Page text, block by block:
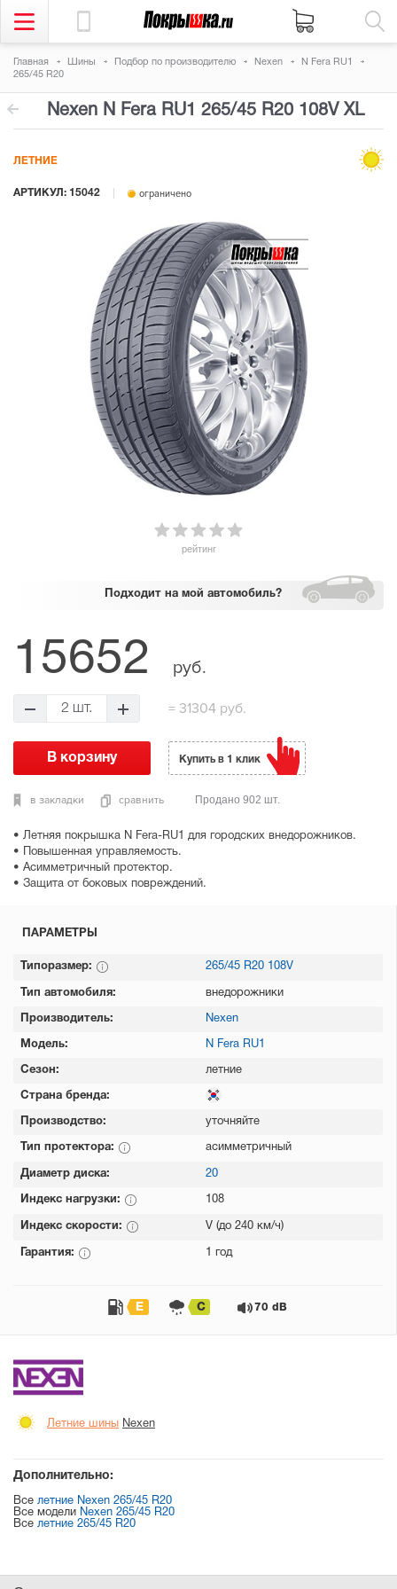
Главная Шины Подбор по производителю Nexen
N Fera RU1
265/45 R20
Nexen N Fera RU1 265/45 R20 108VXL
рейтинг
АРТИКУЛ: 15042 ограничено
ЛЕТНИЕ
Подходит на мой автомобиль?
• Летняя покрышка N Fera-RU1 для городских внедорожников.
• Повышенная управляемость.
• Асимметричный протектор.
• Защита от боковых повреждений.
15652 руб.
2 шт. = 31304 руб.
в закладки сравнить
Купить в 1 клик
Продано 902 шт.
ПАРАМЕТРЫ
Типоразмер: 265/45 R20 108V
Тип автомобиля: внедорожники
Производитель: Nexen
Модель: N Fera RU1
Сезон: летние
Страна бренда:
Производство: уточняйте
Тип протектора: асимметричный
Диаметр диска: 20
Индекс нагрузки: 108
Индекс скорости: V (до 240 км/ч)
Гарантия: 1 год
E C 70 dB
Летние шины Nexen
Дополнительно:
Все летние Nexen 265/45 R20
Все модели Nexen 265/45 R20
Все летние 265/45 R20